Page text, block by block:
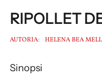
RIPOLLET
AUTORIA: HELENA BEA
Sinopsi